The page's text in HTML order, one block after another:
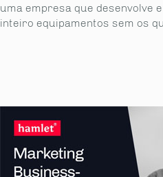
uma empresa que desenvolve
inteiro equipamentos sem os